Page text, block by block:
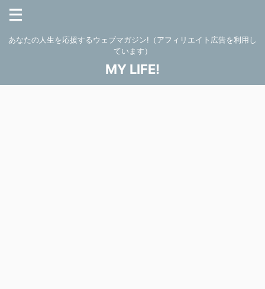
あなたの人生を応援するウェブマガジン!（アフィリエイト広告を利用し
ています）
MY LIFE!